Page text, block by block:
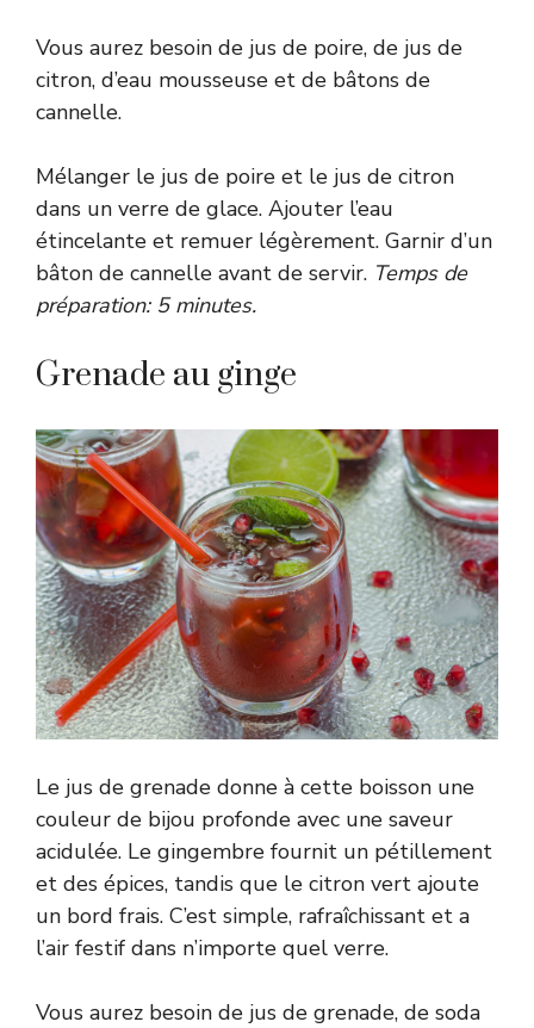
Vous aurez besoin de jus de poire, de jus de
citron, d’eau mousseuse et de bâtons de
cannelle.
Mélanger le jus de poire et le jus de citron
dans un verre de glace. Ajouter l’eau
étincelante et remuer légèrement. Garnir d’un
bâton de cannelle avant de servir. Temps de
préparation: 5 minutes.
Grenade au ginge
Le jus de grenade donne à cette boisson une
couleur de bijou profonde avec une saveur
acidulée. Le gingembre fournit un pétillement
et des épices, tandis que le citron vert ajoute
un bord frais. C’est simple, rafraîchissant et a
l’air festif dans n’importe quel verre.
Vous aurez besoin de jus de grenade, de soda